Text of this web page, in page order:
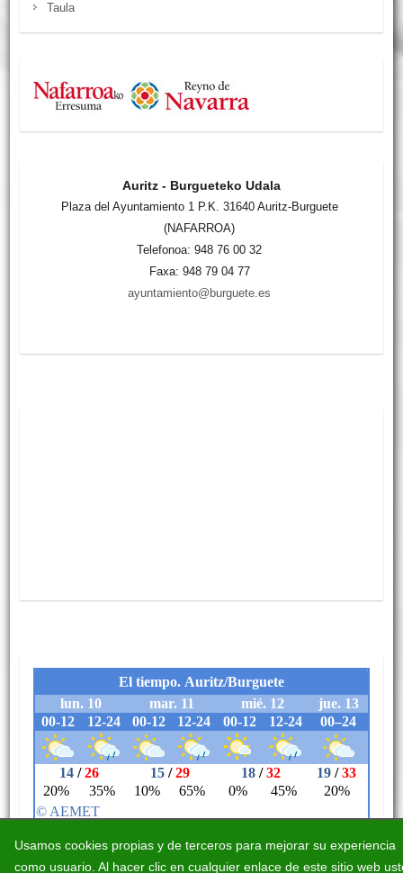
Usamos cookies propias y de terceros para mejorar su experiencia
como usuario. Al hacer clic en cualquier enlace de este sitio web
Taula
Auritz - Burgueteko Udala
Plaza del Ayuntamiento 1 P.K. 31640 Auritz-Burguete
(NAFARROA)
Telefonoa: 948 76 00 32
Faxa: 948 79 04 77
ayuntamiento@burguete.es